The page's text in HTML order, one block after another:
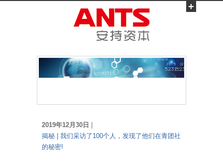
+
2019年12月30日
揭秘 | 我们采访了100个人，发现了他们在青团社
的秘密!